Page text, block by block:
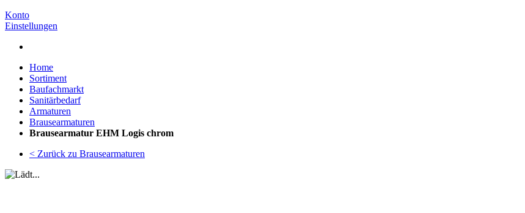
Konto
Einstellungen
Home
Sortiment
Baufachmarkt
Sanitärbedarf
Armaturen
Brausearmaturen
Brausearmatur EHM Logis chrom
< Zurück zu Brausearmaturen